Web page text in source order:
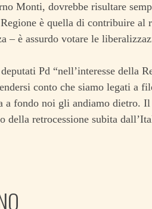
Monti, dovrebbe risultare
è quella di contribuire al
– è assurdo votare le
Pd “nell’interesse della
conto che siamo legati a
a fondo noi gli andiamo dietro.
della retrocessione subita